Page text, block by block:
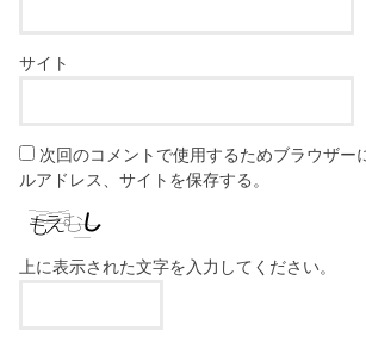
サイト
次回のコメントで使用するためブラウザー
ルアドレス、サイトを保存する。
上に表示された文字を入力してください。